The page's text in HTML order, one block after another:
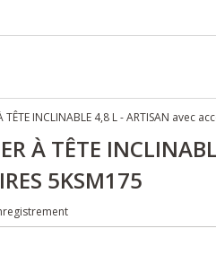
TÊTE INCLINABLE 4,8 L - ARTISAN avec
À TÊTE
5KSM175